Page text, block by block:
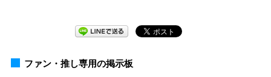
ファン・推し専用の掲示板